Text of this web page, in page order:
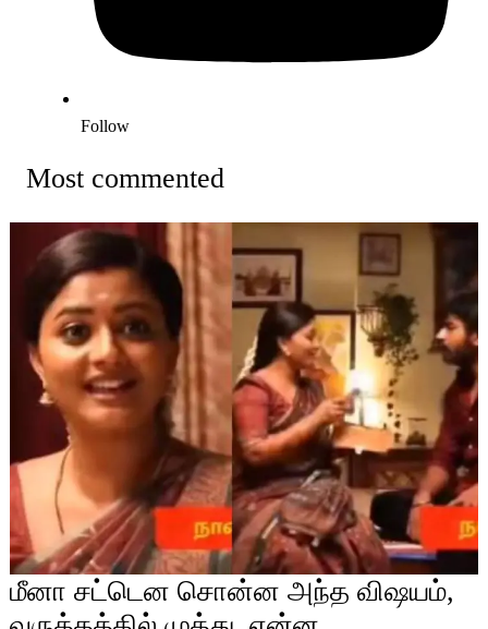
Follow
Most commented
மீனா சட்டென சொன்ன அந்த விஷயம்,